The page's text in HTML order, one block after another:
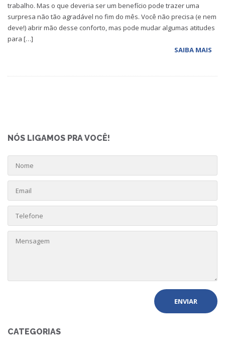
trabalho. Mas o que deveria ser um benefício pode trazer uma
surpresa não tão agradável no fim do mês. Você não precisa (e nem
deve!) abrir mão desse conforto, mas pode mudar algumas atitudes
para […]
SAIBA MAIS
NÓS LIGAMOS PRA VOCÊ!
CATEGORIAS